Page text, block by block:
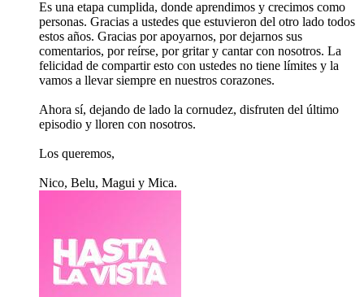
Es una etapa cumplida, donde aprendimos y crecimos como
personas. Gracias a ustedes que estuvieron del otro lado todos
estos años. Gracias por apoyarnos, por dejarnos sus
comentarios, por reírse, por gritar y cantar con nosotros. La
felicidad de compartir esto con ustedes no tiene límites y la
vamos a llevar siempre en nuestros corazones.
Ahora sí, dejando de lado la cornudez, disfruten del último
episodio y lloren con nosotros.
Los queremos,
Nico, Belu, Magui y Mica.